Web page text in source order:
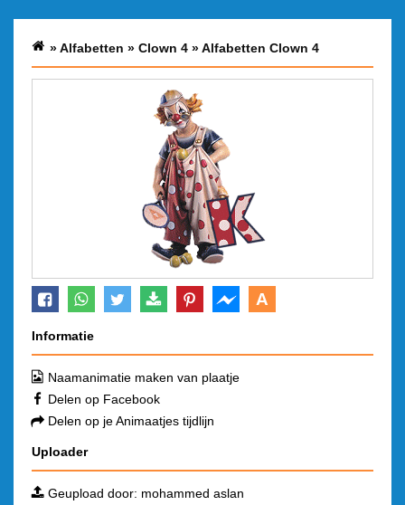
»Alfabetten » Clown 4 »Alfabetten Clown 4
A
Informatie
Naamanimatie maken van plaatje
Delen op Facebook
Delen op je Animaatjes tijdlijn
Uploader
Geupload door: mohammed aslan